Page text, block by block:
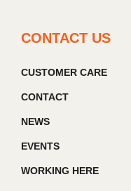
CONTACT US
CUSTOMER CARE
CONTACT
NEWS
EVENTS
WORKING HERE